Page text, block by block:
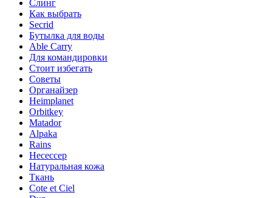
Слинг
Как выбрать
Secrid
Бутылка для воды
Able Carry
Для командировки
Стоит избегать
Советы
Органайзер
Heimplanet
Orbitkey
Matador
Alpaka
Rains
Несессер
Натуральная кожа
Ткань
Cote et Ciel